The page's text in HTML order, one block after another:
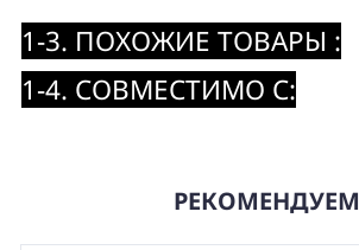
1-3. ПОХОЖИЕ ТОВАРЫ :
1-4. СОВМЕСТИМО С:
РЕКОМЕНДУЕМ